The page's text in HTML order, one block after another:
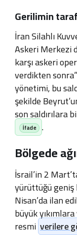
Gerilimin
İran Silahlı
Askeri Merkezi
karşı askeri
verdikten
yönetimi, bu
şekilde
son saldırılara
.
Bölgede
İsrail’in 2
yürüttüğü geniş
Nisan’da ilan
büyük
resmi verilere